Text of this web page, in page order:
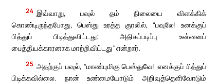
24 இவ்வாறு, பவுல் தம் நிலையை விளக்கிக்
கொண்டிருந்தபோது, பெஸ்து உரத்த குரலில், “பவுலே! உனக்குப்
பித்துப் பிடித்துவிட்டது; அதிகப்படிப்பு உன்னைப்
பைத்தியக்காரனாக மாற்றிவிட்டது” என்றார்.
25 அதற்குப் பவுல், “மாண்புமிகு பெஸ்துவே! எனக்குப் பித்துப்
பிடிக்கவில்லை. நான் உண்மையோடும் அறிவுத்தெளிவோடும்